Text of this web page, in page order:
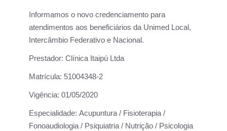
Informamos o novo credenciamento para
atendimentos aos beneficiários da Unimed Local,
Intercâmbio Federativo e Nacional.
Prestador: Clínica Itaipú Ltda
Matrícula: 51004348-2
Vigência: 01/05/2020
Especialidade: Acupuntura / Fisioterapia /
Fonoaudiologia / Psiquiatria / Nutrição / Psicologia